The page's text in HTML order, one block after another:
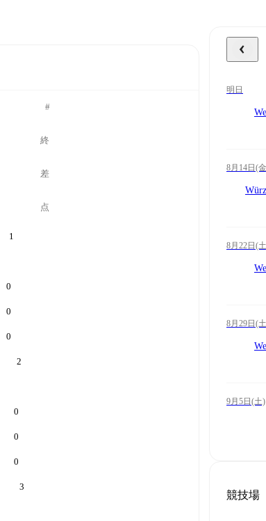
#
終
差
点
1
0
0
0
2
0
0
0
3
明日
8月14日(
8月22日(
8月29日(
9月5日(土)
競技場